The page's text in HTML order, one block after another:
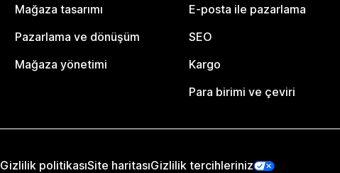
Mağaza tasarımı
Pazarlama ve dönüşüm
Mağaza yönetimi
E-posta ile pazarlama
SEO
Kargo
Para birimi ve çeviri
Gizlilik politikasıSite haritasıGizlilik tercihleriniz